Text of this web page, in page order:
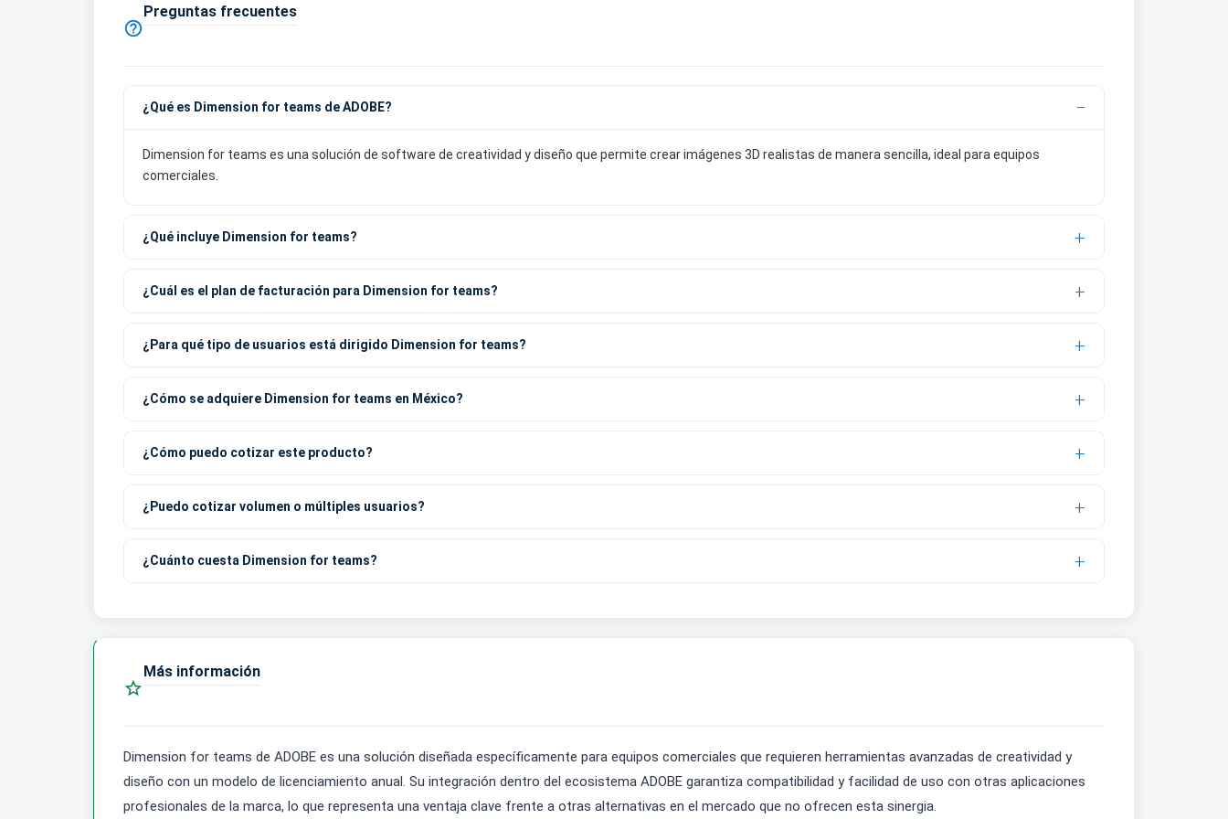

Preguntas frecuentes
¿Qué es Dimension for teams de ADOBE?
Dimension for teams es una solución de software de creatividad y diseño que permite crear imágenes 3D realistas de manera sencilla, ideal para equipos
comerciales.
¿Qué incluye Dimension for teams?
¿Cuál es el plan de facturación para Dimension for teams?
¿Para qué tipo de usuarios está dirigido Dimension for teams?
¿Cómo se adquiere Dimension for teams en México?
¿Cómo puedo cotizar este producto?
¿Puedo cotizar volumen o múltiples usuarios?
¿Cuánto cuesta Dimension for teams?

Más información
Dimension for teams de ADOBE es una solución diseñada específicamente para equipos comerciales que requieren herramientas avanzadas de creatividad y
diseño con un modelo de licenciamiento anual. Su integración dentro del ecosistema ADOBE garantiza compatibilidad y facilidad de uso con otras aplicaciones
profesionales de la marca, lo que representa una ventaja clave frente a otras alternativas en el mercado que no ofrecen esta sinergia.